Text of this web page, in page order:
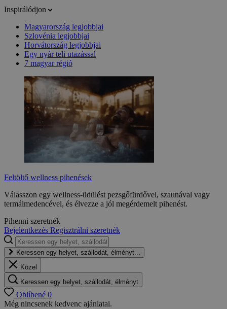
Inspirálódjon
Magyarország legjobbjai
Szlovénia legjobbjai
Horvátország legjobbjai
Egy nyár teli utazással
7 magyar régió
Feltöltő wellness pihenések
Válasszon egy wellness-üdülést pezsgőfürdővel, szaunával vagy
termálmedencével, és élvezze a jól megérdemelt pihenést.
Pihenni szeretnék
Bejelentkezés Regisztrálni szeretnék
Keressen egy helyet, szállodát, élményt...
Közel
Keressen egy helyet, szállodát, élményt
Oblíbené 0
Még nincsenek kedvenc ajánlatai.